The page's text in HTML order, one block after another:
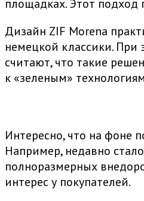
площадках. Этот подход
Дизайн ZIF Morena
немецкой классики. При
считают, что такие
к «зеленым»
Интересно, что на фоне
Например, недавно
полноразмерных
интерес у покупателей.